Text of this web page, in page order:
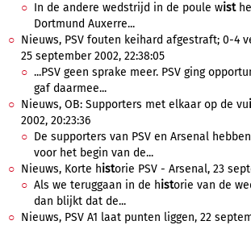
In de andere wedstrijd in de poule wist
Dortmund Auxerre...
Nieuws, PSV fouten keihard afgestraft; 0-4
25 september 2002, 22:38:05
...PSV geen sprake meer. PSV ging
gaf daarmee...
Nieuws, OB: Supporters met elkaar op de vu
2002, 20:23:36
De supporters van PSV en Arsenal
voor het begin van de...
Nieuws, Korte historie PSV - Arsenal, 23
Als we teruggaan in de historie van de
dan blijkt dat de...
Nieuws, PSV A1 laat punten liggen, 22